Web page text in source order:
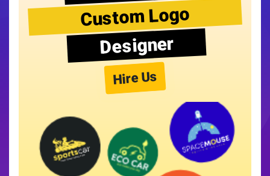
Custom Logo
Designer
Hire Us